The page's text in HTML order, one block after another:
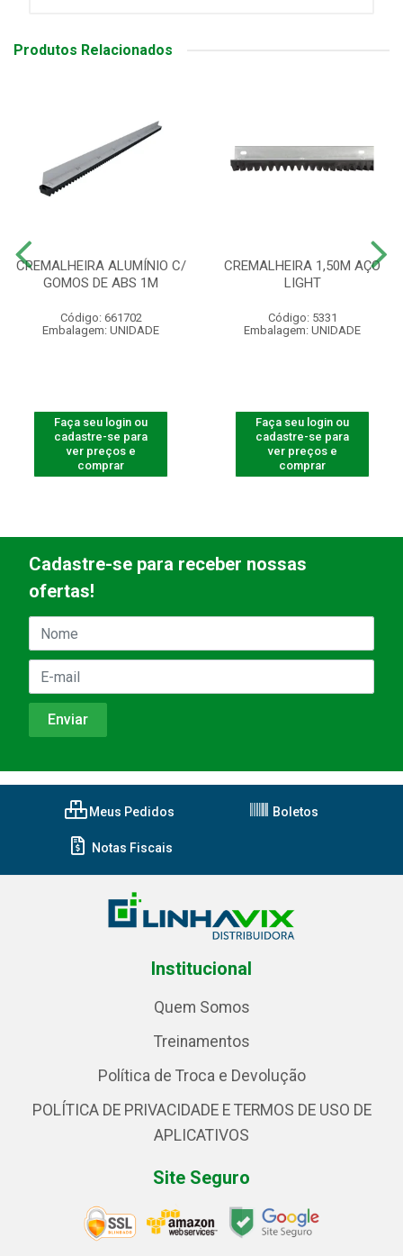
Produtos Relacionados
CREMALHEIRA ALUMÍNIO C/
GOMOS DE ABS 1M
Código: 661702
Embalagem: UNIDADE
Faça seu login ou
cadastre-se para
ver preços e
comprar
CREMALHEIRA 1,50M AÇO
LIGHT
Código: 5331
Embalagem: UNIDADE
Faça seu login ou
cadastre-se para
ver preços e
comprar
Cadastre-se para receber nossas
ofertas!
Meus Pedidos Boletos
Notas Fiscais
Institucional
Quem Somos
Treinamentos
Política de Troca e Devolução
POLÍTICA DE PRIVACIDADE E TERMOS DE USO DE
APLICATIVOS
Site Seguro